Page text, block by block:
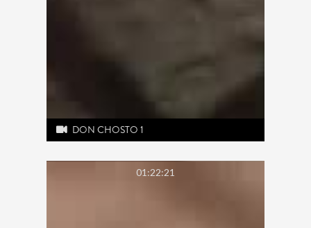
DON CHOSTO 1
01:22:21